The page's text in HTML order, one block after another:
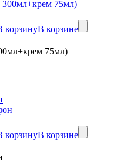
корзинуВ корзине
75мл)
корзинуВ корзине